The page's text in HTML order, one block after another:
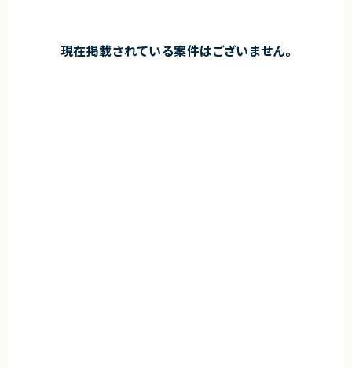
現在掲載されている案件はございません。